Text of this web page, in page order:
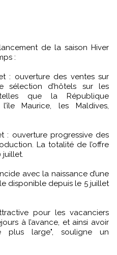
:
: ouverture des ventes sur
d’hôtels sur les
que la République
Maurice, les Maldives,
: ouverture progressive des
La totalité de l’offre
juillet.
avec la naissance d’une
disponible depuis le 5 juillet
pour les vacanciers
à l’avance, et ainsi avoir
large", souligne un